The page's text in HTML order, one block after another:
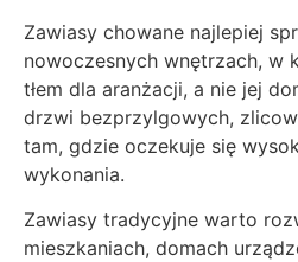
Zawiasy chowane najlepiej
nowoczesnych wnętrzach, w
tłem dla aranżacji, a nie jej
drzwi bezprzylgowych,
tam, gdzie oczekuje się
wykonania.
Zawiasy tradycyjne warto
mieszkaniach, domach